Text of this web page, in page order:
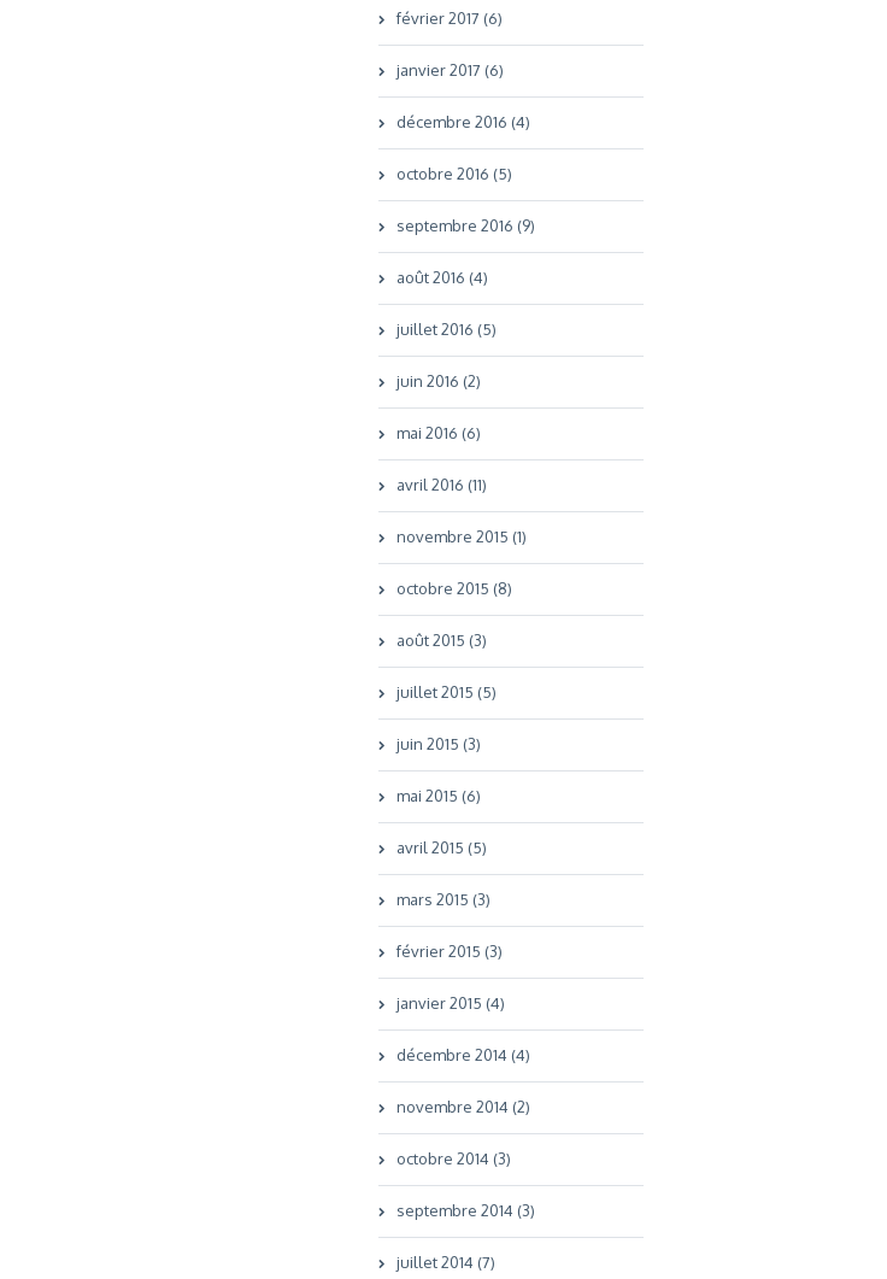
février 2017 (6)
janvier 2017 (6)
décembre 2016 (4)
octobre 2016 (5)
septembre 2016 (9)
août 2016 (4)
juillet 2016 (5)
juin 2016 (2)
mai 2016 (6)
avril 2016 (11)
novembre 2015 (1)
octobre 2015 (8)
août 2015 (3)
juillet 2015 (5)
juin 2015 (3)
mai 2015 (6)
avril 2015 (5)
mars 2015 (3)
février 2015 (3)
janvier 2015 (4)
décembre 2014 (4)
novembre 2014 (2)
octobre 2014 (3)
septembre 2014 (3)
juillet 2014 (7)